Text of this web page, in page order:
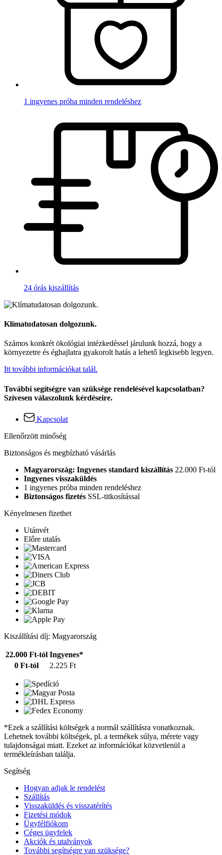
1 ingyenes próba minden rendeléshez
24 órás kiszállítás
Klímatudatosan dolgozunk.
Számos konkrét ökológiai intézkedéssel járulunk hozzá, hogy a
környezetre és éghajlatra gyakorolt hatás a lehető legkisebb legyen.
Itt további információkat talál.
További segítségre van szüksége rendelésével kapcsolatban?
Szívesen válaszolunk kérdéseire.
Kapcsolat
Ellenőrzött minőség
Biztonságos és megbízható vásárlás
Magyarország: Ingyenes standard kiszállítás 22.000 Ft-tól
Ingyenes visszaküldés
1 ingyenes próba minden rendeléshez
Biztonságos fizetés SSL-titkosítással
Kényelmesen fizethet
Utánvét
Előre utalás
Kiszállítási díj: Magyarország
22.000 Ft-tól Ingyenes*
0 Ft-tól
2.225 Ft
*Ezek a szállítási költségek a normál szállításra vonatkoznak.
Lehetnek további költségek, pl. a termékek súlya, mérete vagy
tulajdonságai miatt. Ezeket az információkat közvetlenül a
termékleírásban találja.
Segítség
Hogyan adjak le rendelést
Szállítás
Visszaküldés és visszatérítés
Fizetési módok
Ügyfélfiókom
Céges ügyfelek
Akciók és utalványok
További segítségre van szüksége?